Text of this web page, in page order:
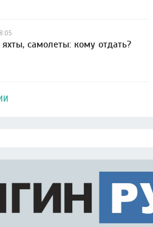
самолеты: кому отдать?